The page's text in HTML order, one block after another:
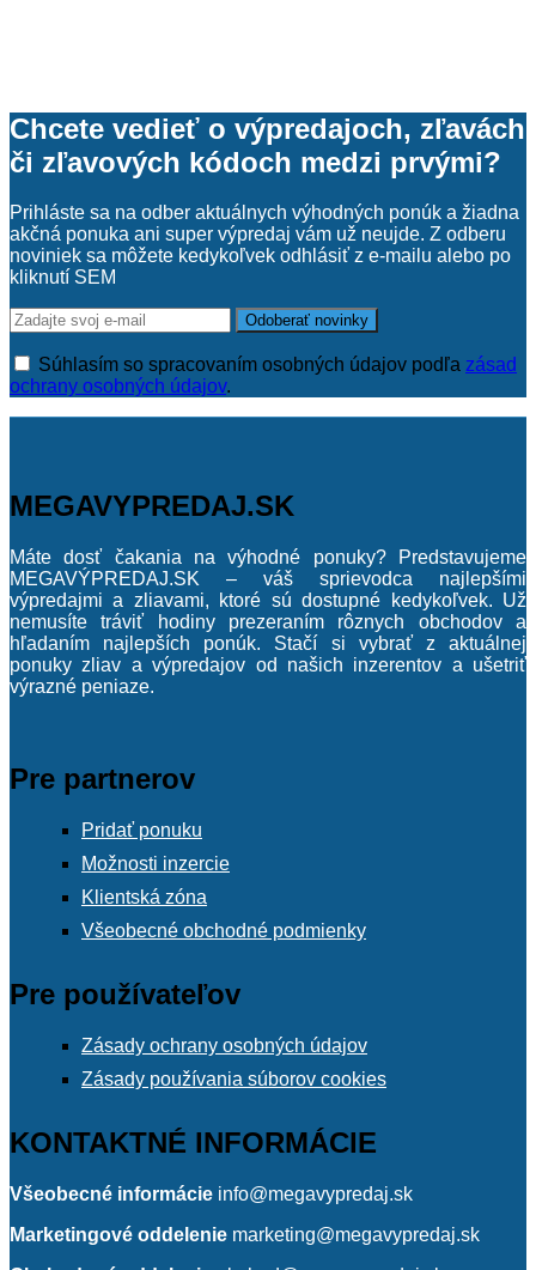
Chcete vedieť o výpredajoch, zľavách
či zľavových kódoch medzi prvými?
Prihláste sa na odber aktuálnych výhodných ponúk a žiadna
akčná ponuka ani super výpredaj vám už neujde. Z odberu
noviniek sa môžete kedykoľvek odhlásiť z e-mailu alebo po
kliknutí SEM
Súhlasím so spracovaním osobných údajov podľa zásad
ochrany osobných údajov.
MEGAVYPREDAJ.SK
Máte dosť čakania na výhodné ponuky? Predstavujeme
MEGAVÝPREDAJ.SK – váš sprievodca najlepšími
výpredajmi a zliavami, ktoré sú dostupné kedykoľvek. Už
nemusíte tráviť hodiny prezeraním rôznych obchodov a
hľadaním najlepších ponúk. Stačí si vybrať z aktuálnej
ponuky zliav a výpredajov od našich inzerentov a ušetriť
výrazné peniaze.
Pre partnerov
Pridať ponuku
Možnosti inzercie
Klientská zóna
Všeobecné obchodné podmienky
Pre používateľov
Zásady ochrany osobných údajov
Zásady používania súborov cookies
KONTAKTNÉ INFORMÁCIE
Všeobecné informácie info@megavypredaj.sk
Marketingové oddelenie marketing@megavypredaj.sk